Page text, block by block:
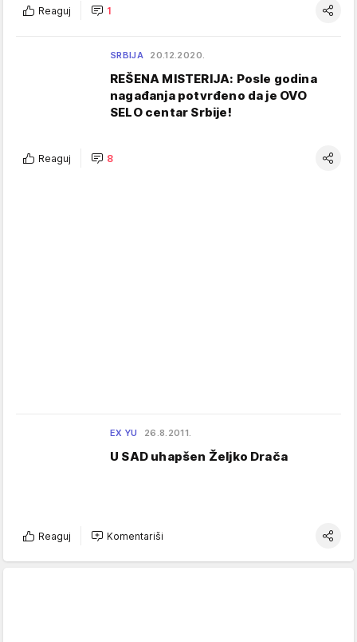
Reaguj 1
SRBIJA 20.12.2020.
REŠENA MISTERIJA: Posle godina
nagađanja potvrđeno da je OVO
SELO centar Srbije!
Reaguj 8
EX YU 26.8.2011.
U SAD uhapšen Željko Drača
Reaguj Komentariši